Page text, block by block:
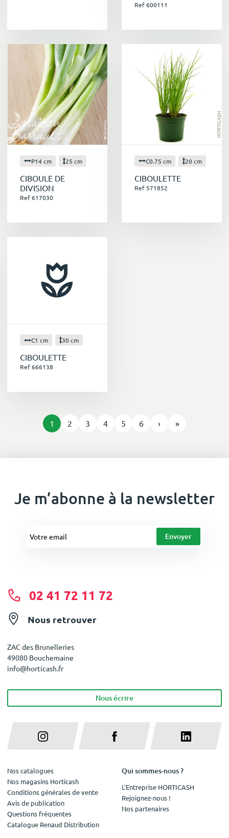
Ref 600111
P14 cm 25 cm
CIBOULE DE
DIVISION
Ref 617030
C0.75 cm 20 cm
CIBOULETTE
Ref 571852
C1 cm 30 cm
CIBOULETTE
Ref 666138
1 2 3 4 5 6 › »
Je m’abonne à la newsletter
02 41 72 11 72
Nous retrouver
ZAC des Brunelleries
49080 Bouchemaine
info@horticash.fr
Nous écrire
Nos catalogues
Nos magasins Horticash
Conditions générales de vente
Avis de publication
Questions fréquentes
Catalogue Renaud Distribution
Qui sommes-nous ?
L'Entreprise HORTICASH
Rejoignez-nous !
Nos partenaires